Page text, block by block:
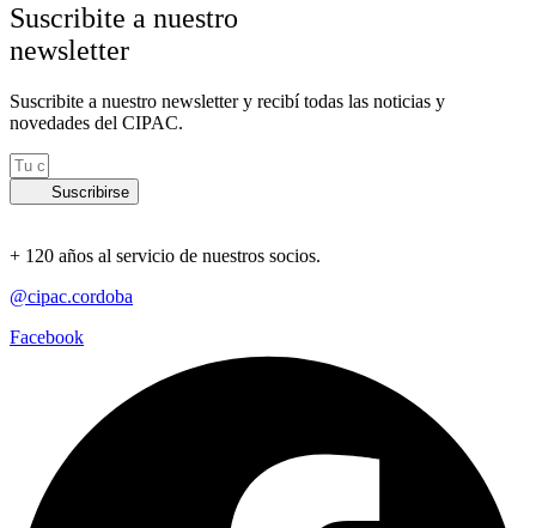
Suscribite a nuestro
newsletter
Suscribite a nuestro newsletter y recibí todas las noticias y
novedades del CIPAC.
Suscribirse
+ 120 años al servicio de nuestros socios.
@cipac.cordoba
Facebook